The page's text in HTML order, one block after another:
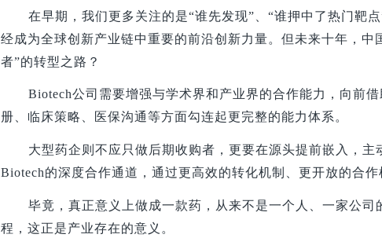
在早期，我们更多关注的是“谁先发现”、“谁押中了热门靶
经成为全球创新产业链中重要的前沿创新力量。但未来十年，中
者”的转型之路？
Biotech公司需要增强与学术界和产业界的合作能力，向前
册、临床策略、医保沟通等方面勾连起更完整的能力体系。
大型药企则不应只做后期收购者，更要在源头提前嵌入，主
Biotech的深度合作通道，通过更高效的转化机制、更开放的合作
毕竟，真正意义上做成一款药，从来不是一个人、一家公司
程，这正是产业存在的意义。